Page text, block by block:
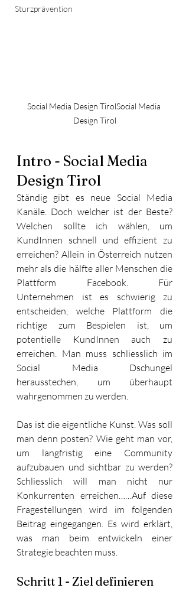
Sturzprävention
Social Media Design TirolSocial Media
Design Tirol
Intro - Social Media
Design Tirol
Ständig gibt es neue Social Media
Kanäle. Doch welcher ist der Beste?
Welchen sollte ich wählen, um
KundInnen schnell und effizient zu
erreichen? Allein in Österreich nutzen
mehr als die hälfte aller Menschen die
Plattform Facebook. Für
Unternehmen ist es schwierig zu
entscheiden, welche Plattform die
richtige zum Bespielen ist, um
potentielle KundInnen auch zu
erreichen. Man muss schliesslich im
Social Media Dschungel
herausstechen, um überhaupt
wahrgenommen zu werden.
Das ist die eigentliche Kunst. Was soll
man denn posten? Wie geht man vor,
um langfristig eine Community
aufzubauen und sichtbar zu werden?
Schliesslich will man nicht nur
Konkurrenten erreichen……Auf diese
Fragestellungen wird im folgenden
Beitrag eingegangen. Es wird erklärt,
was man beim entwickeln einer
Strategie beachten muss.
Schritt 1 - Ziel definieren